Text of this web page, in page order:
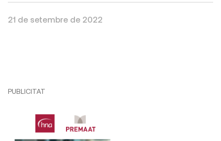
21 de setembre de 2022
PUBLICITAT